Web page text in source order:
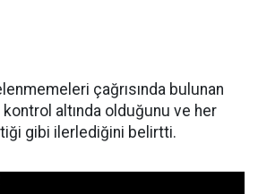
çağrısında bulunan
altında olduğunu ve her
gibi ilerlediğini belirtti.